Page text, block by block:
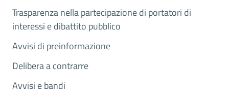
Trasparenza nella partecipazione di portatori di
interessi e dibattito pubblico
Avvisi di preinformazione
Delibera a contrarre
Avvisi e bandi